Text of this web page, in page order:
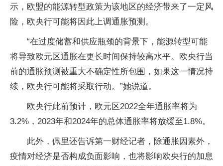
示，欧盟的能源转型政策为该地区的经济带来了一定风
险，欧央行可能将因此上调通胀预测。
“在过度储蓄和供应瓶颈的背景下，能源转型可能
将导致欧元区通胀在更长时间保持较高水平。欧央行当
前的通胀预测被重大不确定性所包围，如果这一情况持
续，欧央行可能将采取行动。”她说道。
欧央行此前预计，欧元区2022全年通胀率将为
3.2%，2023年和2024年的总体通胀率将放缓至1.8%。
此外，佩里还告诉第一财经记者，除通胀因素外，
疫情对经济是否构成负面影响，也将影响欧央行的加息